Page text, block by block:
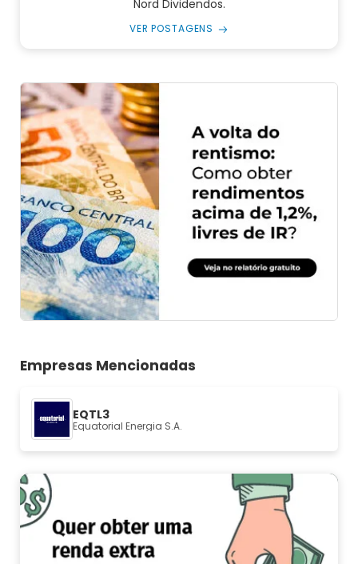
Nord Dividendos.
VER POSTAGENS
Empresas Mencionadas
EQTL3
Equatorial Energia S.A.